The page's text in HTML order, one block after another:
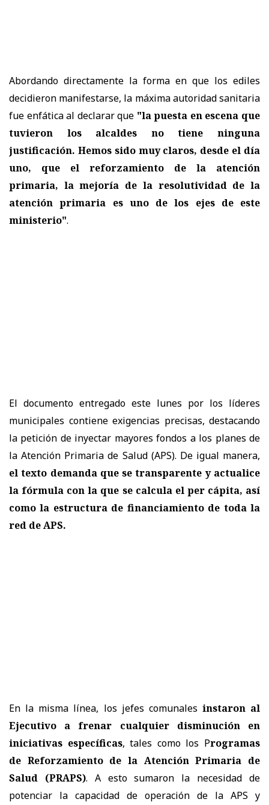
Abordando directamente la forma en que los ediles
decidieron manifestarse, la máxima autoridad sanitaria
fue enfática al declarar que "la puesta en escena que
tuvieron los alcaldes no tiene ninguna
justificación. Hemos sido muy claros, desde el día
uno, que el reforzamiento de la atención
primaria, la mejoría de la resolutividad de la
atención primaria es uno de los ejes de este
ministerio".
El documento entregado este lunes por los líderes
municipales contiene exigencias precisas, destacando
la petición de inyectar mayores fondos a los planes de
la Atención Primaria de Salud (APS). De igual manera,
el texto demanda que se transparente y actualice
la fórmula con la que se calcula el per cápita, así
como la estructura de financiamiento de toda la
red de APS.
En la misma línea, los jefes comunales instaron al
Ejecutivo a frenar cualquier disminución en
iniciativas específicas, tales como los Programas
de Reforzamiento de la Atención Primaria de
Salud (PRAPS). A esto sumaron la necesidad de
potenciar la capacidad de operación de la APS y